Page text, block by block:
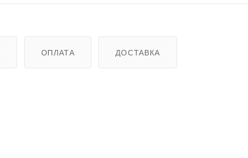
ОПЛАТА ДОСТАВКА